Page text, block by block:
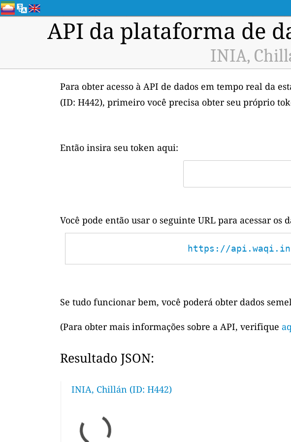
API da plataforma de
INIA,
Para obter acesso à API de dados em tempo real da
(ID: H442), primeiro você precisa obter seu próprio
Então insira seu token aqui:
Você pode então usar o seguinte URL para acessar os
https://api.waqi.info/
Se tudo funcionar bem, você poderá obter dados
(Para obter mais informações sobre a API, verifique
Resultado JSON:
INIA, Chillán (ID: H442)